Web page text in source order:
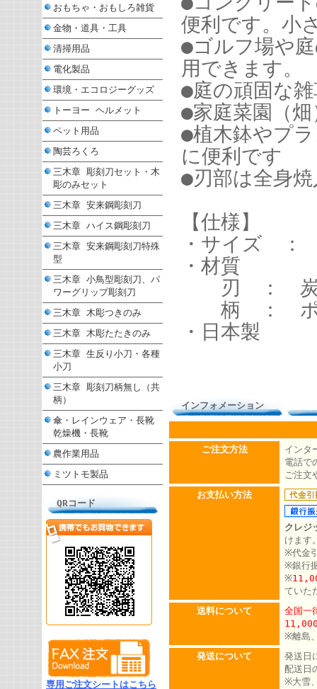
おもちゃ・おもしろ雑貨
金物・道具・工具
清掃用品
電化製品
環境・エコロジーグッズ
トーヨー ヘルメット
ペット用品
陶芸ろくろ
三木章 彫刻刀セット・木
彫のみセット
三木章 安来鋼彫刻刀
三木章 ハイス鋼彫刻刀
三木章 安来鋼彫刻刀特殊
型
三木章 小鳥型彫刻刀、パ
ワーグリップ彫刻刀
三木章 木彫つきのみ
三木章 木彫たたきのみ
三木章 生反り小刀・各種
小刀
三木章 彫刻刀柄無し（共
柄）
傘・レインウェア・長靴
乾燥機・長靴
農作業用品
ミツトモ製品
QRコード
専用ご注文シートはこちら
便利です。小
●ゴルフ場や
用できます。
●庭の頑固な
●家庭菜園（
●植木鉢やプ
に便利です
●刃部は全身
【仕様】
・サイズ ：
・材質
刃 ： 炭素
柄 ： ポ
・日本製
インフォメーション
ご注文方法
インタ
電話で
ご注文
お支払い方法
クレジ
けます
※代金
※銀行
※
ていた
送料について
全国一
※離島
発送について
発送日
配送日
※大雪